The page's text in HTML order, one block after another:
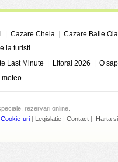
Cazare Cheia Cazare Baile
la turisti
Last Minute Litoral 2026
O
meteo
rezervari online.
uri | Legislatie | Contact | Harta